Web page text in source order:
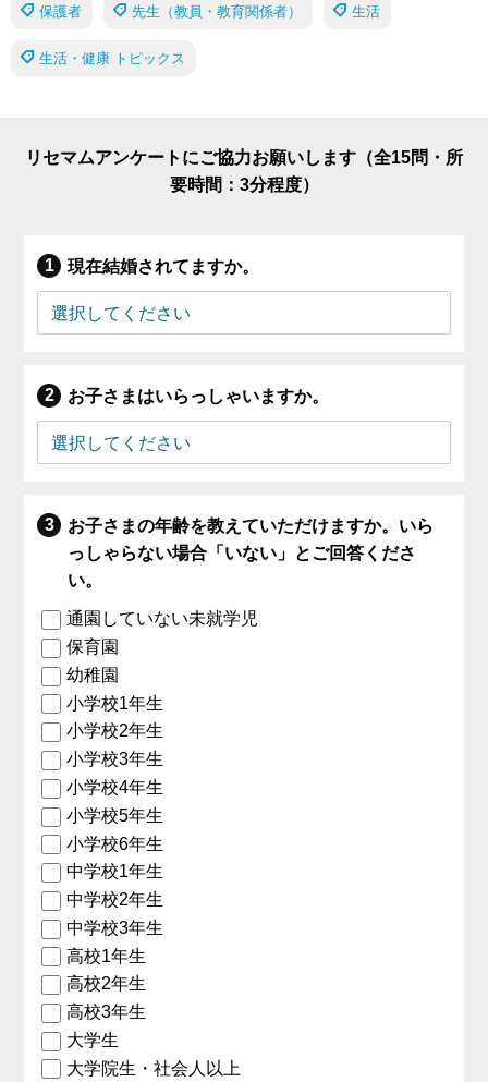
保護者 先生（教員・教育関係者） 生活
生活・健康 トピックス
リセマムアンケートにご協力お願いします（全15問・所
要時間：3分程度）
現在結婚されてますか。
お子さまはいらっしゃいますか。
お子さまの年齢を教えていただけますか。いら
っしゃらない場合「いない」とご回答くださ
い。
通園していない未就学児
保育園
幼稚園
小学校1年生
小学校2年生
小学校3年生
小学校4年生
小学校5年生
小学校6年生
中学校1年生
中学校2年生
中学校3年生
高校1年生
高校2年生
高校3年生
大学生
大学院生・社会人以上